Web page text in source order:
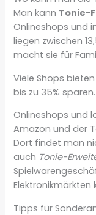
Man kann Tonie-
Onlineshops und
liegen zwischen
macht sie für
Viele Shops
bis zu 35% sparen.
Onlineshops und
Amazon und der
Dort findet man
auch Tonie-
Elektronikmärkten
Tipps für